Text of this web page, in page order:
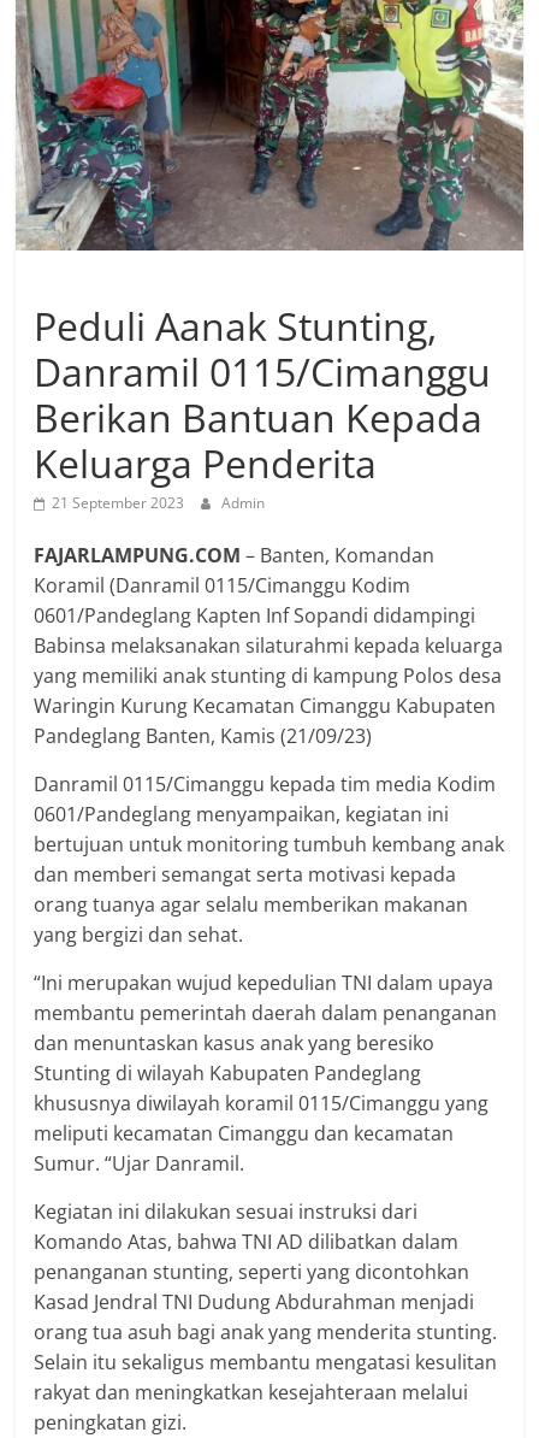
Peduli Aanak Stunting,
Danramil 0115/Cimanggu
Berikan Bantuan Kepada
Keluarga Penderita
21 September 2023 Admin
FAJARLAMPUNG.COM– Banten, Komandan
Koramil (Danramil 0115/Cimanggu Kodim
0601/Pandeglang Kapten Inf Sopandi didampingi
Babinsa melaksanakan silaturahmi kepada keluarga
yang memiliki anak stunting di kampung Polos desa
Waringin Kurung Kecamatan Cimanggu Kabupaten
Pandeglang Banten, Kamis (21/09/23)
Danramil 0115/Cimanggu kepada tim media Kodim
0601/Pandeglang menyampaikan, kegiatan ini
bertujuan untuk monitoring tumbuh kembang anak
dan memberi semangat serta motivasi kepada
orang tuanya agar selalu memberikan makanan
yang bergizi dan sehat.
“Ini merupakan wujud kepedulian TNI dalam upaya
membantu pemerintah daerah dalam penanganan
dan menuntaskan kasus anak yang beresiko
Stunting di wilayah Kabupaten Pandeglang
khususnya diwilayah koramil 0115/Cimanggu yang
meliputi kecamatan Cimanggu dan kecamatan
Sumur. “Ujar Danramil.
Kegiatan ini dilakukan sesuai instruksi dari
Komando Atas, bahwa TNI AD dilibatkan dalam
penanganan stunting, seperti yang dicontohkan
Kasad Jendral TNI Dudung Abdurahman menjadi
orang tua asuh bagi anak yang menderita stunting.
Selain itu sekaligus membantu mengatasi kesulitan
rakyat dan meningkatkan kesejahteraan melalui
peningkatan gizi.